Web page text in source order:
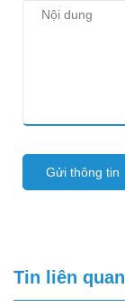
Gửi thông tin
Tin liên quan